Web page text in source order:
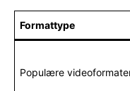
Formattype
Populære